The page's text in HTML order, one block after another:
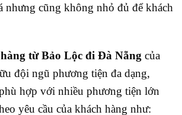
nhưng cũng không nhỏ đủ để khách
từ Bảo Lộc đi Đà Nẵng của
đội ngũ phương tiện đa dạng,
hợp với nhiều phương tiện lớn
yêu cầu của khách hàng như: